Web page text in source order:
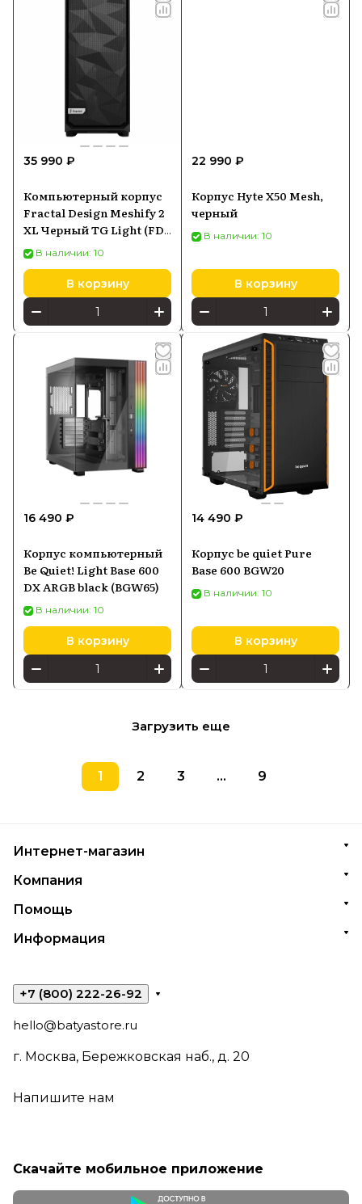
35 990 ₽
Компьютерный корпус
Fractal Design Meshify 2
XL Черный TG Light (FD-
CMES2-X02)
В наличии: 10
В корзину
22 990 ₽
Корпус Hyte X50 Mesh,
черный
В наличии: 10
В корзину
16 490 ₽
Корпус компьютерный
Be Quiet! Light Base 600
DX ARGB black (BGW65)
В наличии: 10
В корзину
14 490 ₽
Корпус be quiet Pure
Base 600 BGW20
В наличии: 10
В корзину
Загрузить еще
1 2 3 ... 9
Интернет-магазин
Компания
Помощь
Информация
+7 (800) 222-26-92
hello@batyastore.ru
г. Москва, Бережковская наб., д. 20
Напишите нам
Скачайте мобильное приложение